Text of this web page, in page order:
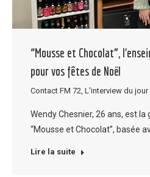
“Mousse et Chocolat”,
pour vos fêtes de Noël
Contact FM 72 L'interview du jour
Wendy Chesnier, 26 ans, est la
“Mousse et Chocolat”, basée
Lire la suite